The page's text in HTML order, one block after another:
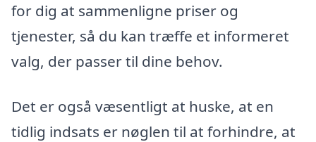
for dig at sammenligne priser og
tjenester, så du kan træffe et informeret
valg, der passer til dine behov.
Det er også væsentligt at huske, at en
tidlig indsats er nøglen til at forhindre, at